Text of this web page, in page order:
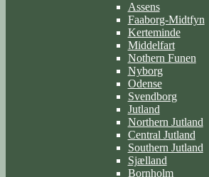
Assens
Faaborg-Midtfyn
Kerteminde
Middelfart
Nothern Funen
Nyborg
Odense
Svendborg
Jutland
Northern Jutland
Central Jutland
Southern Jutland
Sjælland
Bornholm